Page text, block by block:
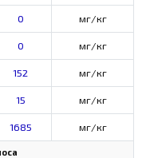
0 мг/кг
0 мг/кг
152 мг/кг
15 мг/кг
1685 мг/кг